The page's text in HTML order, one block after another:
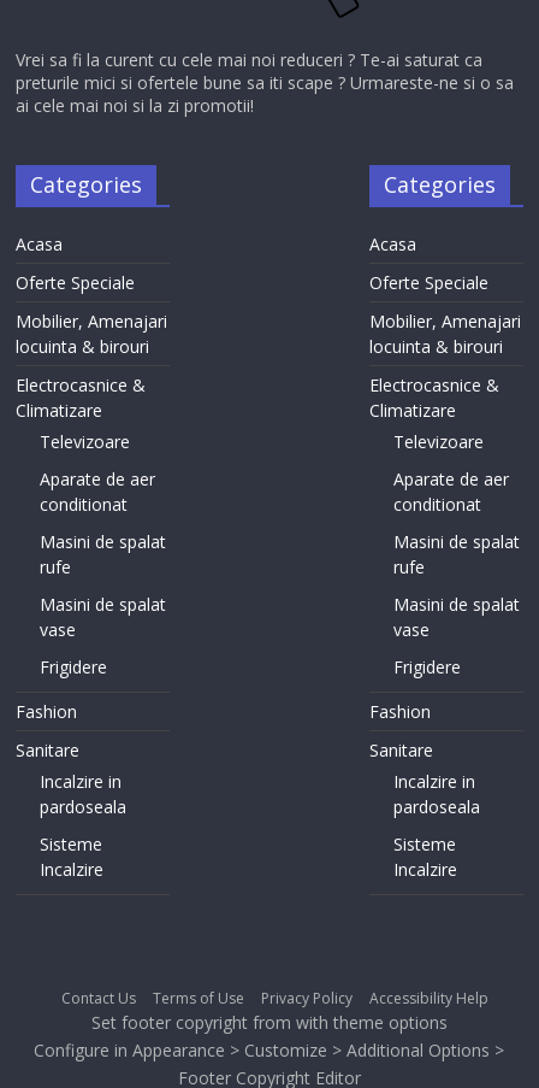
Vrei sa fi la curent cu cele mai noi reduceri ? Te-ai saturat ca
preturile mici si ofertele bune sa iti scape ? Urmareste-ne si o sa
ai cele mai noi si la zi promotii!
Categories
Acasa
Oferte Speciale
Mobilier, Amenajari
locuinta & birouri
Electrocasnice &
Climatizare
Televizoare
Aparate de aer
conditionat
Masini de spalat
rufe
Masini de spalat
vase
Frigidere
Fashion
Sanitare
Incalzire in
pardoseala
Sisteme
Incalzire
Categories
Acasa
Oferte Speciale
Mobilier, Amenajari
locuinta & birouri
Electrocasnice &
Climatizare
Televizoare
Aparate de aer
conditionat
Masini de spalat
rufe
Masini de spalat
vase
Frigidere
Fashion
Sanitare
Incalzire in
pardoseala
Sisteme
Incalzire
Contact Us Terms of Use Privacy Policy Accessibility Help
Set footer copyright from with theme options
Configure in Appearance > Customize > Additional Options >
Footer Copyright Editor